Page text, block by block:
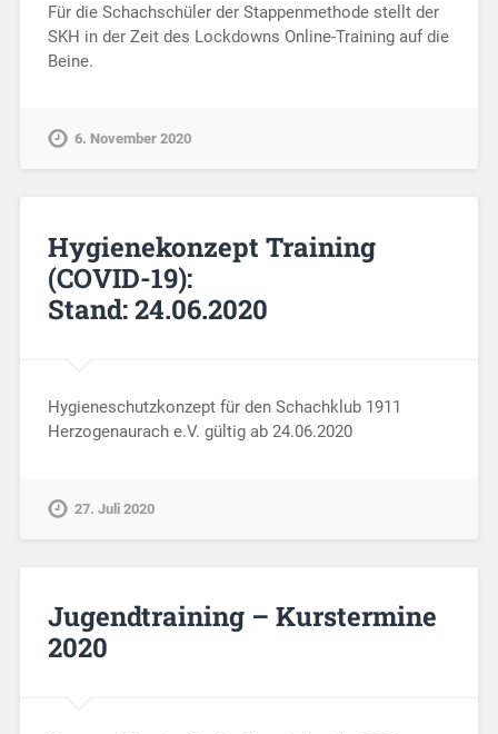
Für die Schachschüler der Stappenmethode stellt der
SKH in der Zeit des Lockdowns Online-Training auf die
Beine.
6. November 2020
Hygienekonzept Training
(COVID-19):
Stand: 24.06.2020
Hygieneschutzkonzept für den Schachklub 1911
Herzogenaurach e.V. gültig ab 24.06.2020
27. Juli 2020
Jugendtraining – Kurstermine
2020